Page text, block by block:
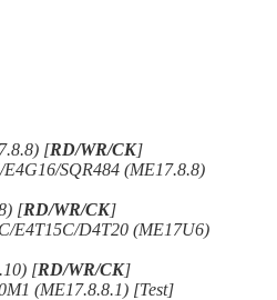
[RD/WR/CK]
SQR484 (ME17.8.8)
[RD/WR/CK]
E4T15C/D4T20 (ME17U6)
[RD/WR/CK]
(ME17.8.8.1) [Test]